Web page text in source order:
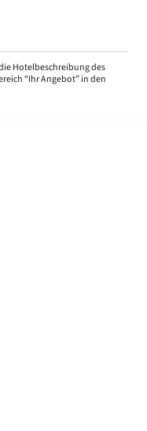
Hotelbeschreibung des
“Ihr Angebot” in den